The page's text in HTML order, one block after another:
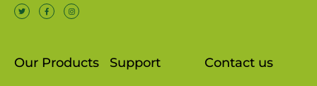
Our Products Support Contact us